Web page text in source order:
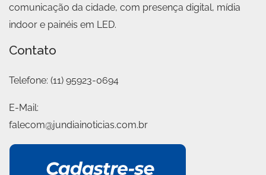
comunicação da cidade, com presença digital, mídia
indoor e painéis em LED.
Contato
Telefone: (11) 95923-0694
E-Mail:
falecom@jundiainoticias.com.br